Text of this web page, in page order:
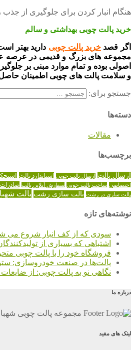
هنگام انبار کردن برای جلوگیری از
خرید پالت چوبی بهداشتی و سالم
اگر قصدخرید پالت چوبی دارید بهتر
مجموعه های بزرگ و قدیمی در عرصه
اصولی بوده و تمام موارد مبنی بر
و سلامت پالت های چوبی اطمینان حاصل
جستجو برای:
دسته‌ها
مقالات
برچسب‌ها
ارسال پالت ارسال پالت چوبی استاندارد پالت
اختصاصی ساخت پالت چوبی سفارش آنلاین پالت
پالت سازی در رشت پالت سازی رشت پالت
نوشته‌های تازه
سودی که از کف انبار شروع می
اشتباهی که بسیاری از
فروشگاه خود را با پالت چوبی
پالت‌ها در صنعت خودروسازی:
نگاهی نو به پالت چوبی: از
درباره ما
مجموعه پالت چوبی
لینک های مفید